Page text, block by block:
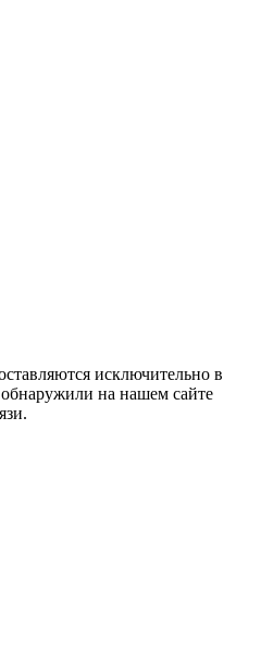
исключительно в
на нашем сайте